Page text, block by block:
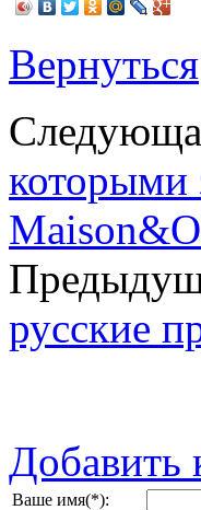
Вернуться
которыми
русские
Добавить
Ваше имя(*):